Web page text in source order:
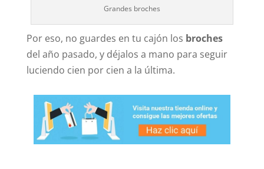
Grandes broches
Por eso, no guardes en tu cajón los broches
del año pasado, y déjalos a mano para seguir
luciendo cien por cien a la última.